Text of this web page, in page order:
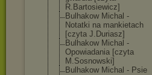
R.Bartosiewicz]
Bulhakow Michal -
Notatki na mankietach
[czyta J.Duriasz]
Bulhakow Michal -
Opowiadania [czyta
M.Sosnowski]
Bulhakow Michal - Psie